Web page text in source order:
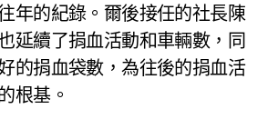
年的紀錄。爾後接任的社長陳
延續了捐血活動和車輛數，同
的捐血袋數，為往後的捐血活
根基。